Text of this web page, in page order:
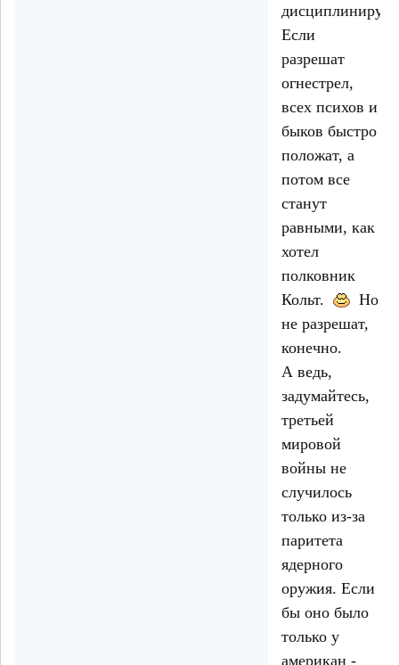
Если
разрешат
огнестрел,
всех психов и
быков быстро
положат, а
потом все
станут
равными, как
хотел
полковник
Кольт.
Но
не разрешат,
конечно.
А ведь,
задумайтесь,
третьей
мировой
войны не
случилось
только из-за
паритета
ядерного
оружия. Если
бы оно было
только у
американ -